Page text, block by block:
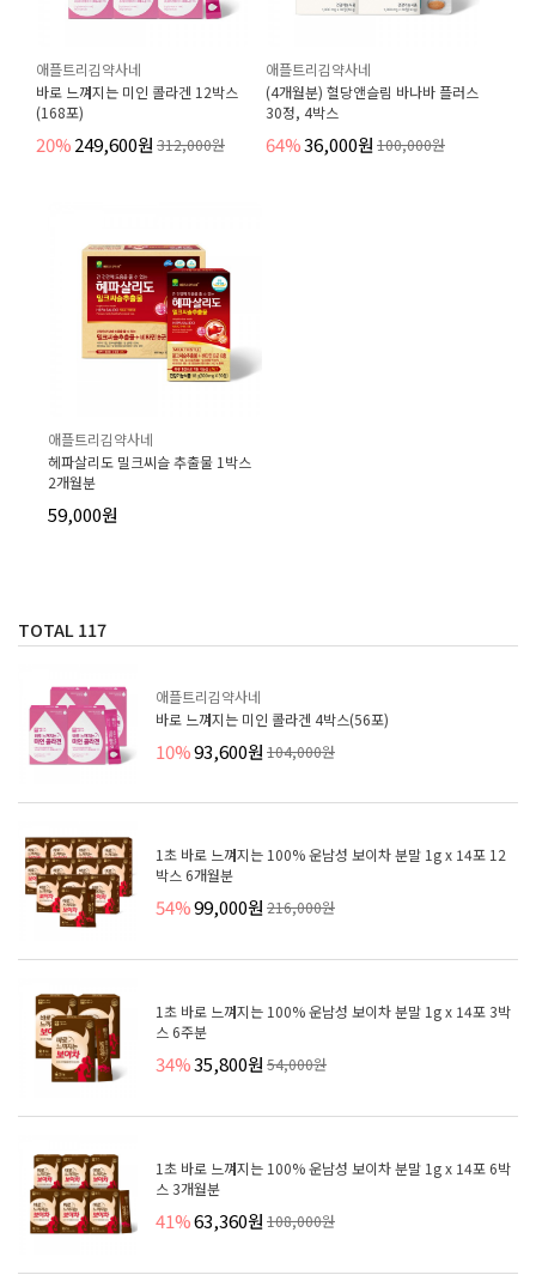
애플트리김약사네
바로 느껴지는 미인 콜라겐 12박스
(168포)
20%249,600원 312,000원
애플트리김약사네
(4개월분) 혈당앤슬림 바나바 플러스
30정, 4박스
64%36,000원 100,000원
애플트리김약사네
헤파살리도 밀크씨슬 추출물 1박스
2개월분
59,000원
TOTAL 117
애플트리김약사네
바로 느껴지는 미인 콜라겐 4박스(56포)
10%93,600원 104,000원
1초 바로 느껴지는 100% 운남성 보이차 분말 1g x 14포 12
박스 6개월분
54%99,000원 216,000원
1초 바로 느껴지는 100% 운남성 보이차 분말 1g x 14포 3박
스 6주분
34%35,800원 54,000원
1초 바로 느껴지는 100% 운남성 보이차 분말 1g x 14포 6박
스 3개월분
41%63,360원 108,000원